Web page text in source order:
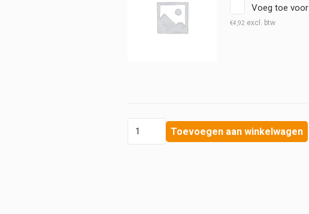
Voeg toe voor
€4,92
Reflexhamer
Toevoegen aan winkelwagen